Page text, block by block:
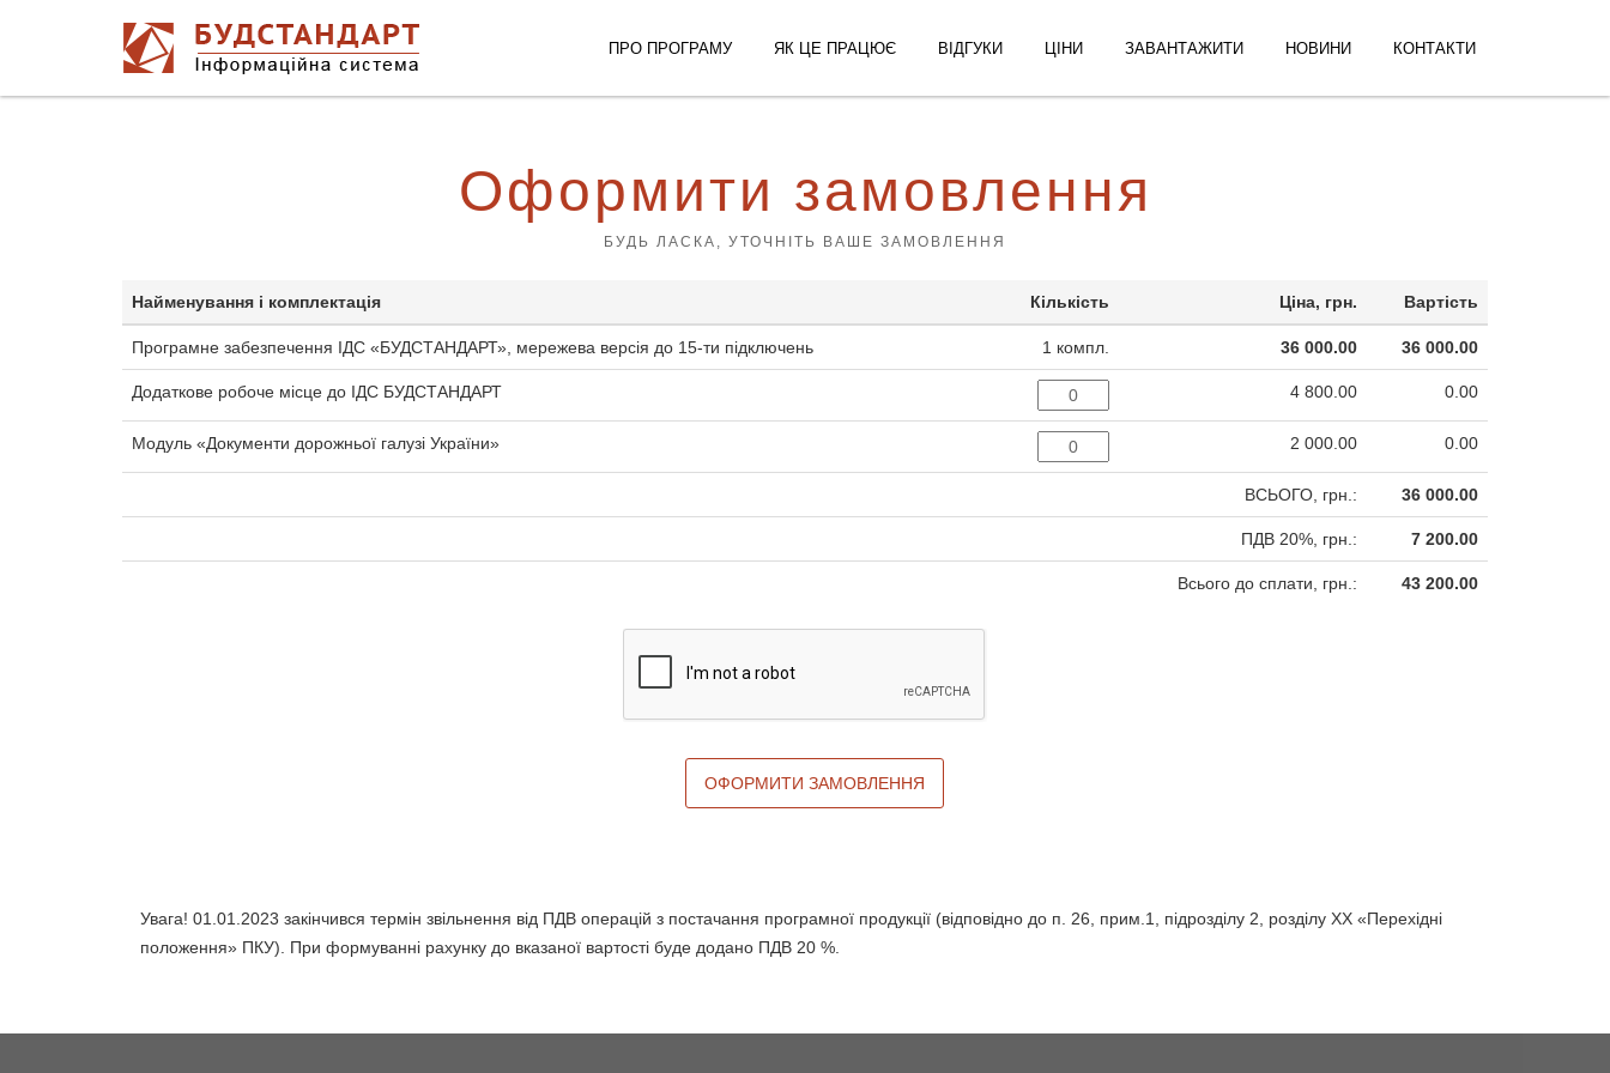
ПРО ПРОГРАМУ ЯК ЦЕ ПРАЦЮЄ ВІДГУКИ ЦІНИ ЗАВАНТАЖИТИ НОВИНИ КОНТАКТИ
Оформити замовлення
БУДЬ ЛАСКА, УТОЧНІТЬ ВАШЕ ЗАМОВЛЕННЯ
Найменування і комплектація Кількість Ціна, грн. Вартість
Програмне забезпечення ІДС «БУДСТАНДАРТ», мережева версія до 15-ти підключень 1 компл. 36 000.00 36 000.00
Додаткове робоче місце до ІДС БУДСТАНДАРТ 4 800.00 0.00
Модуль «Документи дорожньої галузі України» 2 000.00 0.00
ВСЬОГО, грн.: 36 000.00
ПДВ 20%, грн.: 7 200.00
Всього до сплати, грн.: 43 200.00
ОФОРМИТИ ЗАМОВЛЕННЯ
Увага! 01.01.2023 закінчився термін звільнення від ПДВ операцій з постачання програмної продукції (відповідно до п. 26, прим.1, підрозділу 2, розділу ХХ «Перехідні
положення» ПКУ). При формуванні рахунку до вказаної вартості буде додано ПДВ 20 %.